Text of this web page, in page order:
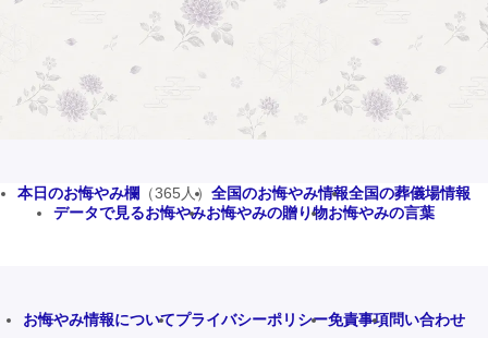
本日のお悔やみ欄 （365人） 全国のお悔やみ情報全国の葬儀場情報
データで見るお悔やみお悔やみの贈り物お悔やみの言葉
お悔やみ情報についてプライバシーポリシー免責事項問い合わせ